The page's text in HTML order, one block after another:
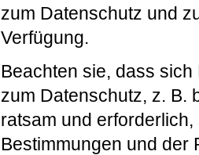
zum Datenschutz und
Verfügung.
Beachten sie, dass
zum Datenschutz, z. B.
ratsam und
Bestimmungen und der